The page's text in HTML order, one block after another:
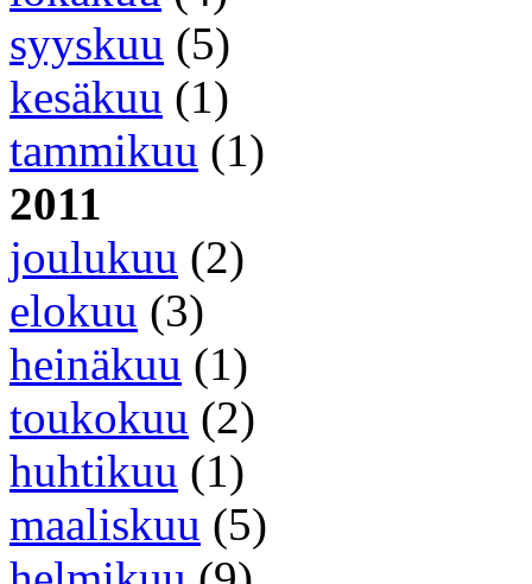
syyskuu (5)
kesäkuu (1)
tammikuu (1)
2011
joulukuu (2)
elokuu (3)
heinäkuu (1)
toukokuu (2)
huhtikuu (1)
maaliskuu (5)